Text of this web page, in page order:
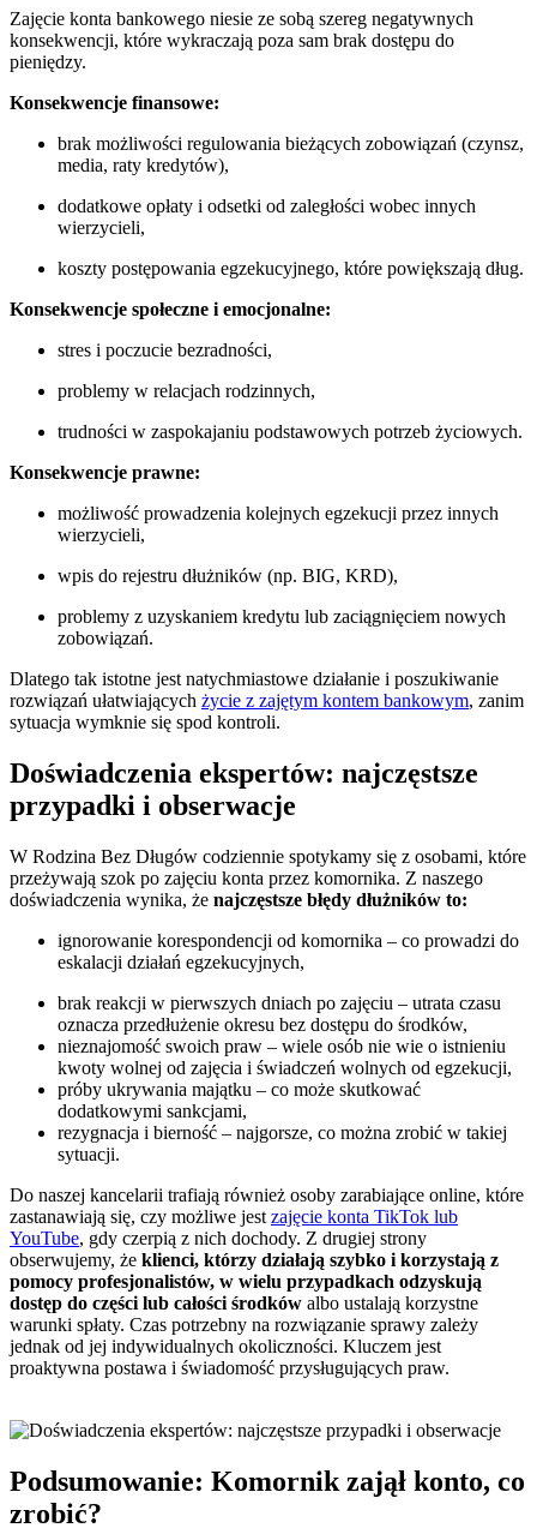
Zajęcie konta bankowego niesie ze sobą szereg negatywnych
konsekwencji, które wykraczają poza sam brak dostępu do
pieniędzy.
Konsekwencje finansowe:
brak możliwości regulowania bieżących zobowiązań (czynsz,
media, raty kredytów),
dodatkowe opłaty i odsetki od zaległości wobec innych
wierzycieli,
koszty postępowania egzekucyjnego, które powiększają dług.
Konsekwencje społeczne i emocjonalne:
stres i poczucie bezradności,
problemy w relacjach rodzinnych,
trudności w zaspokajaniu podstawowych potrzeb życiowych.
Konsekwencje prawne:
możliwość prowadzenia kolejnych egzekucji przez innych
wierzycieli,
wpis do rejestru dłużników (np. BIG, KRD),
problemy z uzyskaniem kredytu lub zaciągnięciem nowych
zobowiązań.
Dlatego tak istotne jest natychmiastowe działanie i poszukiwanie
rozwiązań ułatwiających życie z zajętym kontem bankowym, zanim
sytuacja wymknie się spod kontroli.
Doświadczenia ekspertów: najczęstsze
przypadki i obserwacje
W Rodzina Bez Długów codziennie spotykamy się z osobami, które
przeżywają szok po zajęciu konta przez komornika. Z naszego
doświadczenia wynika, że najczęstsze błędy dłużników to:
ignorowanie korespondencji od komornika – co prowadzi do
eskalacji działań egzekucyjnych,
brak reakcji w pierwszych dniach po zajęciu – utrata czasu
oznacza przedłużenie okresu bez dostępu do środków,
nieznajomość swoich praw – wiele osób nie wie o istnieniu
kwoty wolnej od zajęcia i świadczeń wolnych od egzekucji,
próby ukrywania majątku – co może skutkować
dodatkowymi sankcjami,
rezygnacja i bierność – najgorsze, co można zrobić w takiej
sytuacji.
Do naszej kancelarii trafiają również osoby zarabiające online, które
zastanawiają się, czy możliwe jest zajęcie konta TikTok lub
YouTube, gdy czerpią z nich dochody. Z drugiej strony
obserwujemy, że klienci, którzy działają szybko i korzystają z
pomocy profesjonalistów, w wielu przypadkach odzyskują
dostęp do części lub całości środków albo ustalają korzystne
warunki spłaty. Czas potrzebny na rozwiązanie sprawy zależy
jednak od jej indywidualnych okoliczności. Kluczem jest
proaktywna postawa i świadomość przysługujących praw.
Podsumowanie: Komornik zajął konto, co
zrobić?